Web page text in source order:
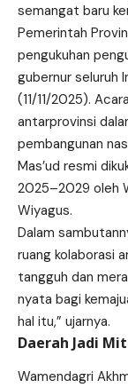
semangat baru
Pemerintah
pengukuhan
gubernur seluruh
(11/11/2025).
antarprovinsi
pembangunan
Mas’ud resmi
2025–2029 oleh
Wiyagus.
Dalam
ruang kolaborasi
tangguh dan
nyata bagi
hal itu,” ujarnya.
Daerah Jadi
Wamendagri